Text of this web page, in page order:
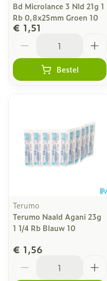
Bd Microlance 3 Nld 21g 1
Rb 0,8x25mm Groen 10
€ 1,51
Bestel
Terumo
Terumo Naald Agani 23g
1 1/4 Rb Blauw 10
€ 1,56